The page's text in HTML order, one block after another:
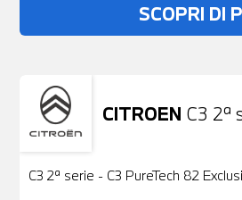
SCOPRI DI
CITROEN C3 2ª
Usato
C3 2ª serie - C3 PureTech 82